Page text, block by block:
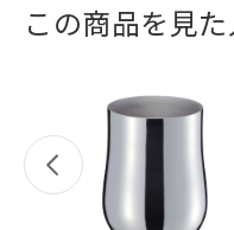
この商品を見